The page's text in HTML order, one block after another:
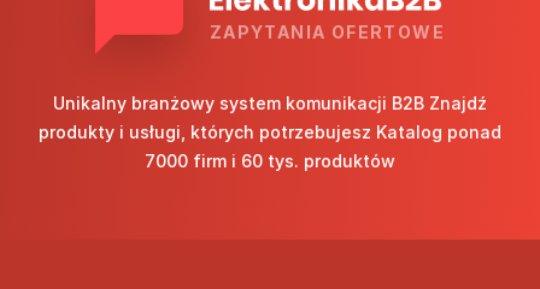
ZAPYTANIA OFERTOWE
Unikalny branżowy system komunikacji B2B Znajdź
produkty i usługi, których potrzebujesz Katalog ponad
7000 firm i 60 tys. produktów